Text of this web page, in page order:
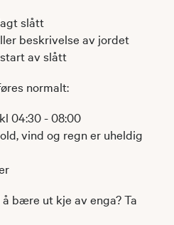
slått
beskrivelse av jordet
av slått
normalt:
04:30 - 08:00
vind og regn er uheldig
bære ut kje av enga? Ta